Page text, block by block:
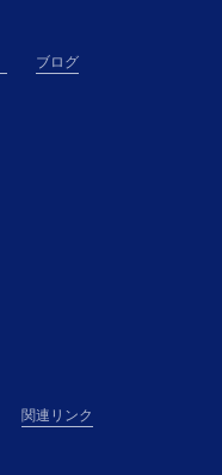
ブログ
関連リンク